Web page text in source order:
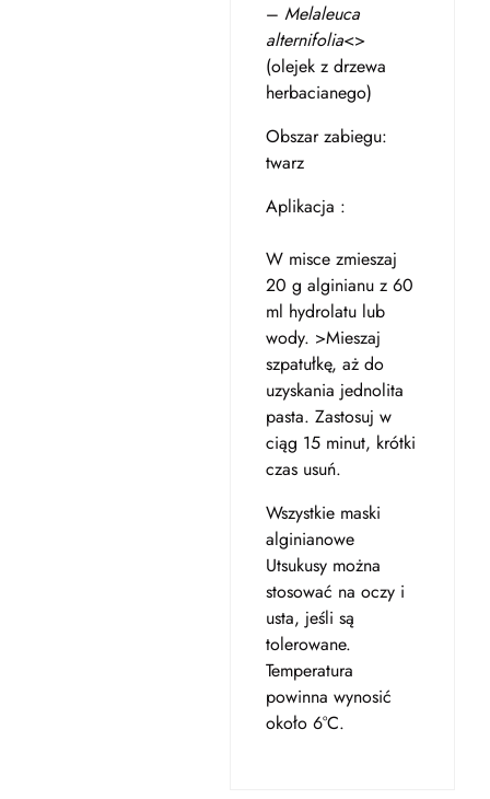
– Melaleuca
alternifolia<>
(olejek z drzewa
herbacianego)
Obszar zabiegu:
twarz
Aplikacja :
W misce zmieszaj
20 g alginianu z 60
ml hydrolatu lub
wody. >Mieszaj
szpatułkę, aż do
uzyskania jednolita
pasta. Zastosuj w
ciąg 15 minut, krótki
czas usuń.
Wszystkie maski
alginianowe
Utsukusy można
stosować na oczy i
usta, jeśli są
tolerowane.
Temperatura
powinna wynosić
około 6°C.